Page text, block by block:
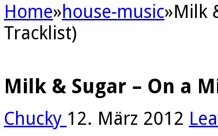
Home»house-music»Milk
Tracklist)
Milk & Sugar – On a
Chucky 12. März 2012